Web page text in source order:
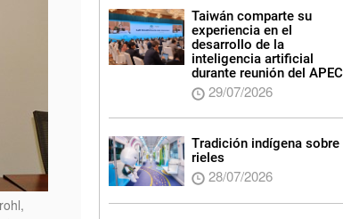
Taiwán comparte su
experiencia en el
desarrollo de la
inteligencia artificial
durante reunión del APEC
29/07/2026
Tradición indígena sobre
rieles
28/07/2026